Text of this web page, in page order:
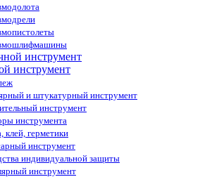
инструмент
и штукатурный инструмент
инструмент
инструмента
клей, герметики
инструмент
индивидуальной защиты
инструмент